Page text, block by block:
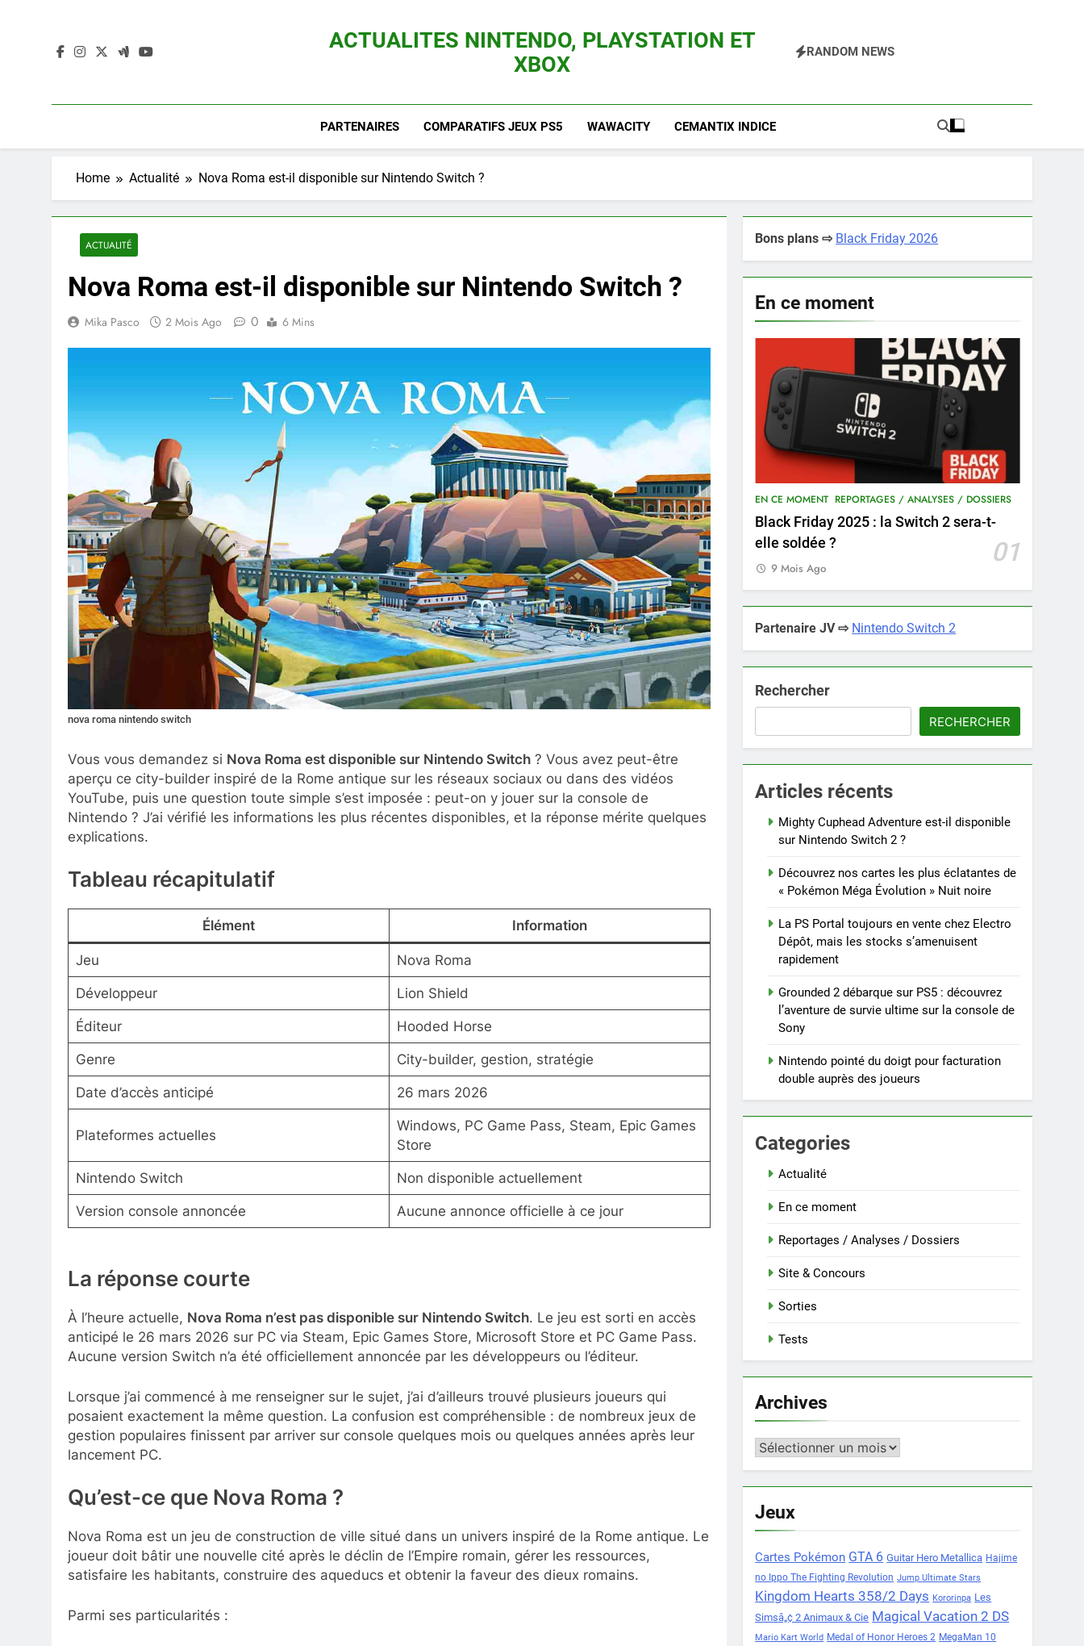
ACTUALITES NINTENDO, PLAYSTATION ET
XBOX
RANDOM NEWS
PARTENAIRES COMPARATIFS JEUX PS5 WAWACITY CEMANTIX INDICE
Home Actualité Nova Roma est-il disponible sur Nintendo Switch ?
ACTUALITÉ
Nova Roma est-il disponible sur Nintendo Switch ?
Mika Pasco 2 Mois Ago 0 6 Mins
nova roma nintendo switch
Vous vous demandez si Nova Roma est disponible sur Nintendo Switch ? Vous avez peut-être
aperçu ce city-builder inspiré de la Rome antique sur les réseaux sociaux ou dans des vidéos
YouTube, puis une question toute simple s’est imposée : peut-on y jouer sur la console de
Nintendo ? J’ai vérifié les informations les plus récentes disponibles, et la réponse mérite quelques
explications.
Tableau récapitulatif
Élément Information
Jeu Nova Roma
Développeur Lion Shield
Éditeur Hooded Horse
Genre City-builder, gestion, stratégie
Date d’accès anticipé 26 mars 2026
Plateformes actuelles
Windows, PC Game Pass, Steam, Epic Games
Store
Nintendo Switch Non disponible actuellement
Version console annoncée Aucune annonce officielle à ce jour
La réponse courte
À l’heure actuelle, Nova Roma n’est pas disponible sur Nintendo Switch. Le jeu est sorti en accès
anticipé le 26 mars 2026 sur PC via Steam, Epic Games Store, Microsoft Store et PC Game Pass.
Aucune version Switch n’a été officiellement annoncée par les développeurs ou l’éditeur.
Lorsque j’ai commencé à me renseigner sur le sujet, j’ai d’ailleurs trouvé plusieurs joueurs qui
posaient exactement la même question. La confusion est compréhensible : de nombreux jeux de
gestion populaires finissent par arriver sur console quelques mois ou quelques années après leur
lancement PC.
Qu’est-ce que Nova Roma ?
Nova Roma est un jeu de construction de ville situé dans un univers inspiré de la Rome antique. Le
joueur doit bâtir une nouvelle cité après le déclin de l’Empire romain, gérer les ressources,
satisfaire les habitants, construire des aqueducs et obtenir la faveur des dieux romains.
Parmi ses particularités :
Bons plans ⇨ Black Friday 2026
En ce moment
EN CE MOMENT REPORTAGES / ANALYSES / DOSSIERS
Black Friday 2025 : la Switch 2 sera-t-
elle soldée ?
01
9 Mois Ago
Partenaire JV ⇨ Nintendo Switch 2
Rechercher
RECHERCHER
Articles récents
Mighty Cuphead Adventure est-il disponible
sur Nintendo Switch 2 ?
Découvrez nos cartes les plus éclatantes de
« Pokémon Méga Évolution » Nuit noire
La PS Portal toujours en vente chez Electro
Dépôt, mais les stocks s’amenuisent
rapidement
Grounded 2 débarque sur PS5 : découvrez
l’aventure de survie ultime sur la console de
Sony
Nintendo pointé du doigt pour facturation
double auprès des joueurs
Categories
Actualité
En ce moment
Reportages / Analyses / Dossiers
Site & Concours
Sorties
Tests
Archives
Archives
Jeux
Cartes Pokémon GTA 6 Guitar Hero Metallica Hajime
no Ippo The Fighting Revolution Jump Ultimate Stars
Kingdom Hearts 358/2 Days Kororinpa Les
Simsâ„¢ 2 Animaux & Cie Magical Vacation 2 DS
Mario Kart World Medal of Honor Heroes 2 MegaMan 10